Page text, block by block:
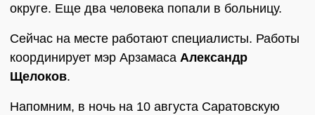
округе. Еще два человека попали в больницу.
Сейчас на месте работают специалисты. Работы
координирует мэр Арзамаса Александр
Щелоков.
Напомним, в ночь на 10 августа Саратовскую